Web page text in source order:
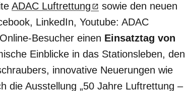
ADAC Luftrettung
sowie den neuen
LinkedIn, Youtube: ADAC
Besucher einen Einsatztag von
Einblicke in das Stationsleben, den
innovative Neuerungen wie
die Ausstellung „50 Jahre Luftrettung –